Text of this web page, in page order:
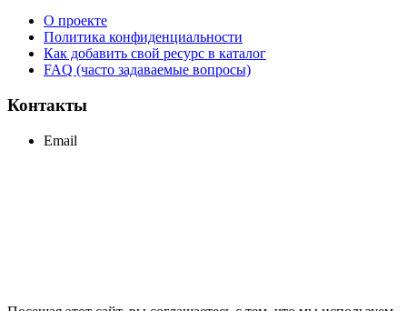
О проекте
Политика конфиденциальности
Как добавить свой ресурс в каталог
FAQ (часто задаваемые вопросы)
Контакты
Email